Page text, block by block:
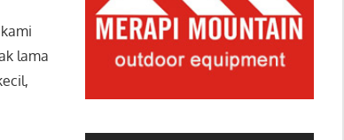
lama